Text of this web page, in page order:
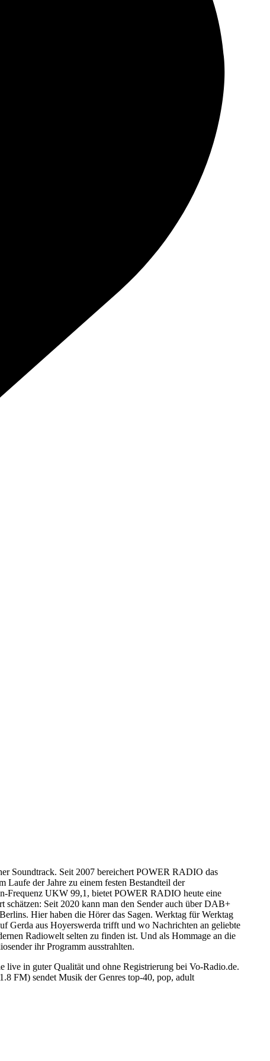
Soundtrack. Seit 2007 bereichert POWER RADIO das
der Jahre zu einem festen Bestandteil der
Frequenz UKW 99,1, bietet POWER RADIO heute eine
Seit 2020 kann man den Sender auch über DAB+
Hier haben die Hörer das Sagen. Werktag für Werktag
Gerda aus Hoyerswerda trifft und wo Nachrichten an geliebte
Radiowelt selten zu finden ist. Und als Hommage an die
ihr Programm ausstrahlten.
in guter Qualität und ohne Registrierung bei Vo-Radio.de.
FM) sendet Musik der Genres top-40, pop, adult